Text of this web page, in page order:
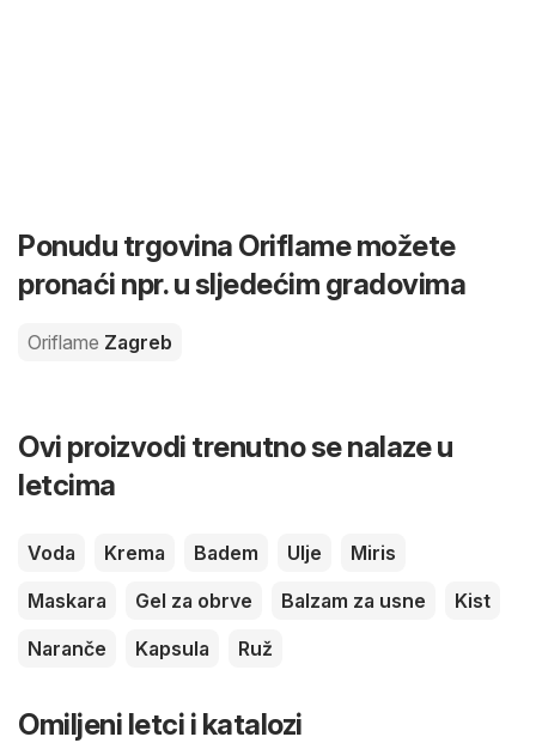
Ponudu trgovina Oriflame možete
pronaći npr. u sljedećim gradovima
Oriflame Zagreb
Ovi proizvodi trenutno se nalaze u
letcima
Voda Krema Badem Ulje
Miris
Maskara
Gel za obrve Balzam za usne
Kist
Naranče
Kapsula Ruž
Omiljeni letci i katalozi